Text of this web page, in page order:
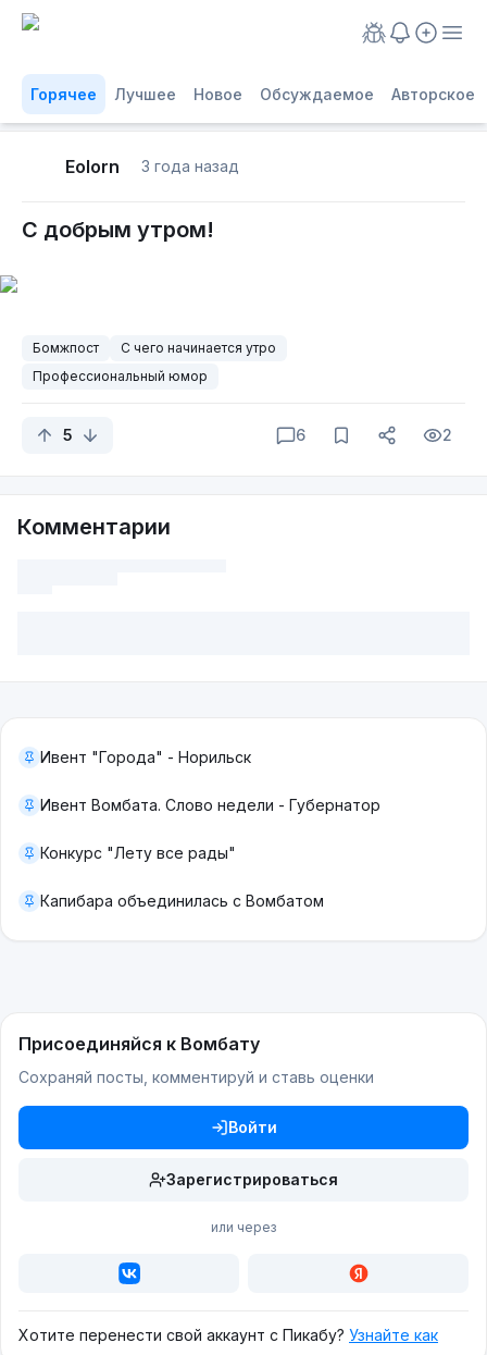
Горячее Лучшее Новое Обсуждаемое Авторское
Eolorn 3 года назад
С добрым утром!
Бомжпост
С чего начинается утро
Профессиональный юмор
5 6 2
Комментарии
Ивент "Города" - Норильск
Ивент Вомбата. Слово недели - Губернатор
Конкурс "Лету все рады"
Капибара объединилась с Вомбатом
Присоединяйся к Вомбату
Сохраняй посты, комментируй и ставь оценки
Войти
Зарегистрироваться
или через
Хотите перенести свой аккаунт с Пикабу? Узнайте как